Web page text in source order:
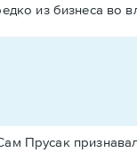
из бизнеса во
Прусак